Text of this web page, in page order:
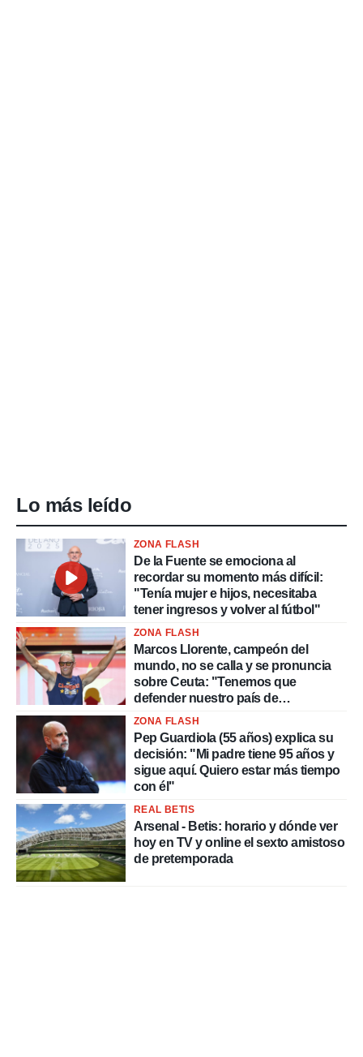
Lo más leído
ZONA FLASH
De la Fuente se emociona al
recordar su momento más difícil:
"Tenía mujer e hijos, necesitaba
tener ingresos y volver al fútbol"
ZONA FLASH
Marcos Llorente, campeón del
mundo, no se calla y se pronuncia
sobre Ceuta: "Tenemos que
defender nuestro país de
delincuentes"
ZONA FLASH
Pep Guardiola (55 años) explica su
decisión: "Mi padre tiene 95 años y
sigue aquí. Quiero estar más tiempo
con él"
REAL BETIS
Arsenal - Betis: horario y dónde ver
hoy en TV y online el sexto amistoso
de pretemporada